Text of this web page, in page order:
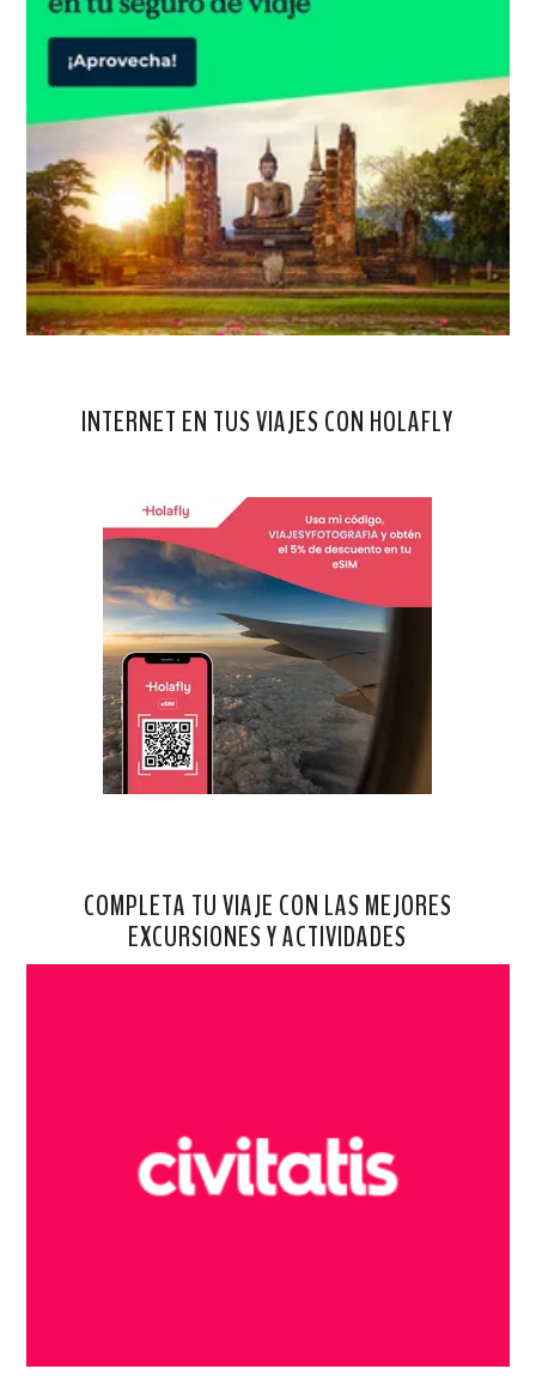
INTERNET EN TUS VIAJES CON HOLAFLY
COMPLETA TU VIAJE CON LAS MEJORES
EXCURSIONES Y ACTIVIDADES